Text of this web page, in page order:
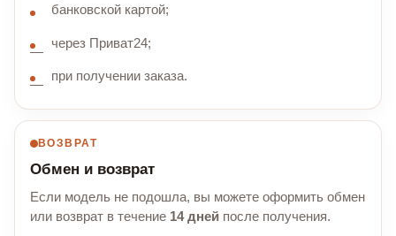
банковской картой;
через Приват24;
при получении заказа.
ВОЗВРАТ
Обмен и возврат
Если модель не подошла, вы можете оформить обмен
или возврат в течение 14 дней после получения.